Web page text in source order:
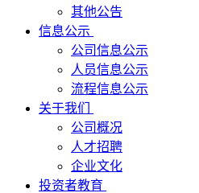
其他公告
信息公示
公司信息公示
人员信息公示
流程信息公示
关于我们
公司概况
人才招聘
企业文化
投资者教育